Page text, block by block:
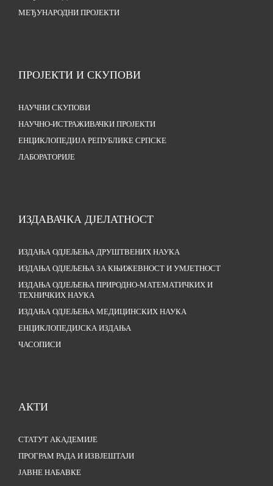
МЕЂУНАРОДНИ ПРОЈЕКТИ
ПРОЈЕКТИ И СКУПОВИ
НАУЧНИ СКУПОВИ
НАУЧНО-ИСТРАЖИВАЧКИ ПРОЈЕКТИ
ЕНЦИКЛОПЕДИЈА РЕПУБЛИКЕ СРПСКЕ
ЛАБОРАТОРИЈЕ
ИЗДАВАЧКА ДЈЕЛАТНОСТ
ИЗДАЊА ОДЈЕЉЕЊА ДРУШТВЕНИХ НАУКА
ИЗДАЊА ОДЈЕЉЕЊА ЗА КЊИЖЕВНОСТ И УМЈЕТНОСТ
ИЗДАЊА ОДЈЕЉЕЊА ПРИРОДНО-МАТЕМАТИЧКИХ И
ТЕХНИЧКИХ НАУКА
ИЗДАЊА ОДЈЕЉЕЊА МЕДИЦИНСКИХ НАУКА
ЕНЦИКЛОПЕДИЈСКА ИЗДАЊА
ЧАСОПИСИ
АКТИ
СТАТУТ АКАДЕМИЈЕ
ПРОГРАМ РАДА И ИЗВЈЕШТАЈИ
ЈАВНЕ НАБАВКЕ